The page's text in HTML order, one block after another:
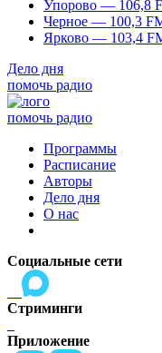
Упорово — 106,8
Черное — 100,3
Ярково — 103,4
Дело дня
помочь радио
помочь радио
Программы
Расписание
Авторы
Дело дня
О нас
Социальные сети
Стриминги
Приложение